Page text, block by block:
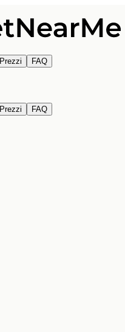
Prezzi FAQ
Prezzi FAQ